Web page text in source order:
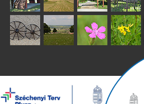
Copyright 2022. Minden jog fenntartva. – Készítette: